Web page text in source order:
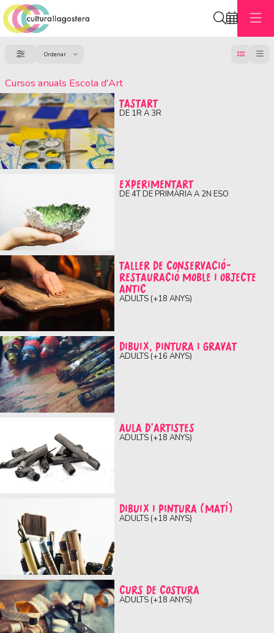
Filtrar Ordenar
Cursos anuals Escola d'Art
TASTART
DE 1R A 3R
EXPERIMENTART
DE 4T DE PRIMÀRIA A 2N ESO
TALLER DE CONSERVACIÓ-
RESTAURACIÓ MOBLE I OBJECTE
ANTIC
ADULTS (+18 ANYS)
DIBUIX, PINTURA I GRAVAT
ADULTS (+16 ANYS)
AULA D’ARTISTES
ADULTS (+18 ANYS)
DIBUIX I PINTURA (MATÍ)
ADULTS (+18 ANYS)
CURS DE COSTURA
ADULTS (+18 ANYS)